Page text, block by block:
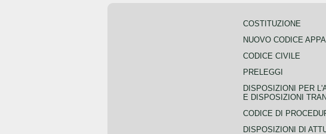
COSTITUZIONE
NUOVO CODICE
CODICE CIVILE
PRELEGGI
DISPOSIZIONI PER
E DISPOSIZIONI
CODICE DI
DISPOSIZIONI DI